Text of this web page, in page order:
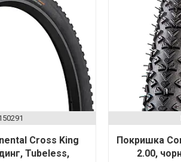
Cross King
Tubeless,
Покришка
2.00,